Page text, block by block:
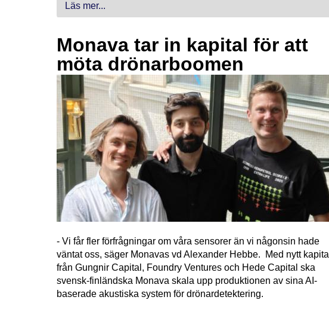
Läs mer...
Monava tar in kapital för att
möta drönarboomen
- Vi får fler förfrågningar om våra sensorer än vi någonsin hade
väntat oss, säger Monavas vd Alexander Hebbe. Med nytt kapital
från Gungnir Capital, Foundry Ventures och Hede Capital ska
svensk-finländska Monava skala upp produktionen av sina AI-
baserade akustiska system för drönardetektering.